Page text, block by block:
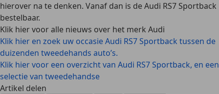
hierover na te denken. Vanaf dan is de Audi RS7 Sportback
bestelbaar.
Klik hier voor alle nieuws over het merk Audi
Klik hier en zoek uw occasie Audi RS7 Sportback tussen de
duizenden tweedehands auto’s.
Klik hier voor een overzicht van Audi RS7 Sportback, en een
selectie van tweedehandse
Artikel delen